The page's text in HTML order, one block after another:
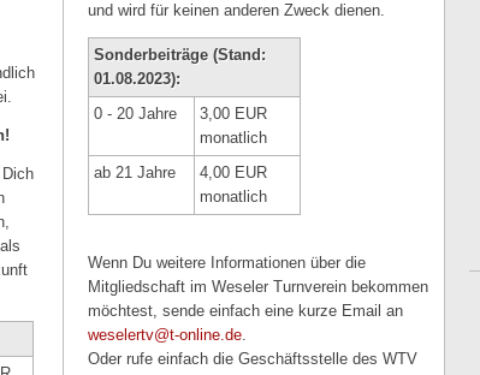
und wird für keinen anderen Zweck dienen.
Sonderbeiträge (Stand:
01.08.2023):
0 - 20 Jahre
3,00 EUR
monatlich
ab 21 Jahre
4,00 EUR
monatlich
Wenn Du weitere Informationen über die
Mitgliedschaft im Weseler Turnverein bekommen
möchtest, sende einfach eine kurze Email an
weselertv@t-online.de.
Oder rufe einfach die Geschäftsstelle des WTV